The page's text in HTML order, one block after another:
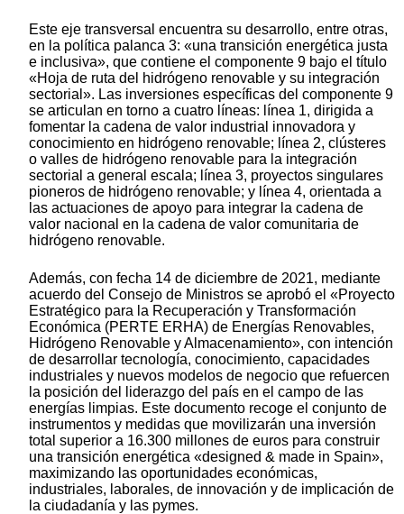
Este eje transversal encuentra su desarrollo, entre otras,
en la política palanca 3: «una transición energética justa
e inclusiva», que contiene el componente 9 bajo el título
«Hoja de ruta del hidrógeno renovable y su integración
sectorial». Las inversiones específicas del componente 9
se articulan en torno a cuatro líneas: línea 1, dirigida a
fomentar la cadena de valor industrial innovadora y
conocimiento en hidrógeno renovable; línea 2, clústeres
o valles de hidrógeno renovable para la integración
sectorial a general escala; línea 3, proyectos singulares
pioneros de hidrógeno renovable; y línea 4, orientada a
las actuaciones de apoyo para integrar la cadena de
valor nacional en la cadena de valor comunitaria de
hidrógeno renovable.
Además, con fecha 14 de diciembre de 2021, mediante
acuerdo del Consejo de Ministros se aprobó el «Proyecto
Estratégico para la Recuperación y Transformación
Económica (PERTE ERHA) de Energías Renovables,
Hidrógeno Renovable y Almacenamiento», con intención
de desarrollar tecnología, conocimiento, capacidades
industriales y nuevos modelos de negocio que refuercen
la posición del liderazgo del país en el campo de las
energías limpias. Este documento recoge el conjunto de
instrumentos y medidas que movilizarán una inversión
total superior a 16.300 millones de euros para construir
una transición energética «designed & made in Spain»,
maximizando las oportunidades económicas,
industriales, laborales, de innovación y de implicación de
la ciudadanía y las pymes.